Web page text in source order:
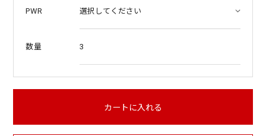
PWR
数量 3
カートに入れる